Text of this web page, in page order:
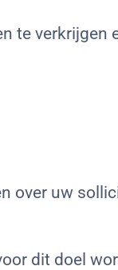
te verkrijgen
over uw
dit doel